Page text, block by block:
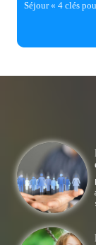
Séjour « 4 clés